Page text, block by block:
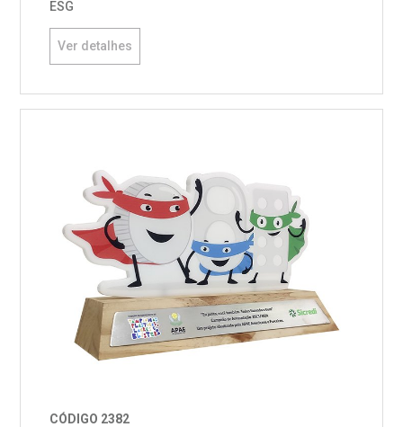
ESG
Ver detalhes
CÓDIGO 2382